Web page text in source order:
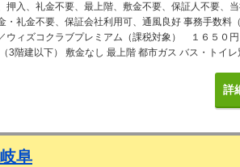
押入、礼金不要、最上階、敷金不要、保証人不要、
・礼金不要、保証会社利用可、通風良好 事務手数料
ィズコクラブプレミアム（課税対象） １６５０円
3階建以下） 敷金なし 最上階 都市ガス バス・トイレ
詳
阜